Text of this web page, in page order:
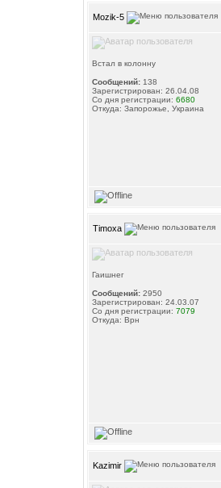
Mozik-5
Встал в колонну
Сообщений: 138
Зарегистрирован: 26.04.08
Со дня регистрации: 6680
Откуда: Запорожье, Украина
Timoxa
Гаишнег
Сообщений: 2950
Зарегистрирован: 24.03.07
Со дня регистрации: 7079
Откуда: Врн
Kazimir